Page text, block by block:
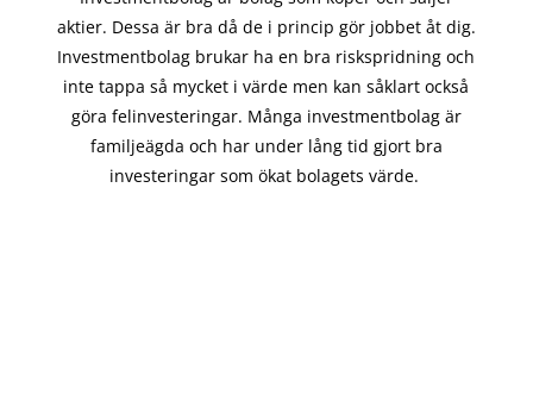
aktier. Dessa är bra då de i princip görjobbet åt dig.
Investmentbolag brukar ha en bra riskspridning och
inte tappa så mycket i värde men kan såklart också
göra felinvesteringar. Många investmentbolag är
familjeägda och har under lång tid gjort bra
investeringar som ökat bolagets värde.